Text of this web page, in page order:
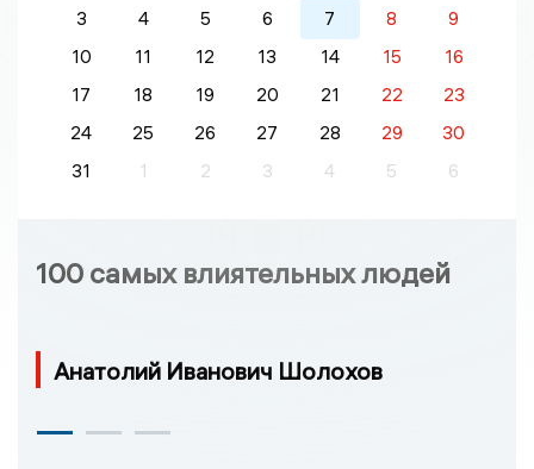
3
4 5 6 7 8
9
10
11 12 13 14 15
16
17
18 19 20 21 22
23
24
25 26 27 28 29
30
31
1 2 3 4 5 6
100 самых влиятельных людей
Анатолий Иванович Шолохов